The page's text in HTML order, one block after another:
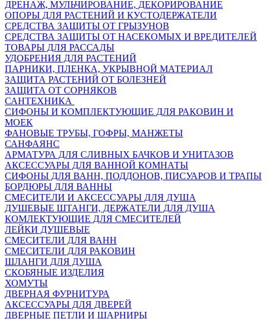
ДРЕНАЖ, МУЛЬЧИРОВАНИЕ, ДЕКОРИРОВАНИЕ
ОПОРЫ ДЛЯ РАСТЕНИЙ И КУСТОДЕРЖАТЕЛИ
СРЕДСТВА ЗАЩИТЫ ОТ ГРЫЗУНОВ
СРЕДСТВА ЗАЩИТЫ ОТ НАСЕКОМЫХ И ВРЕДИТЕЛЕЙ
ТОВАРЫ ДЛЯ РАССАДЫ
УДОБРЕНИЯ ДЛЯ РАСТЕНИЙ
ПАРНИКИ, ПЛЕНКА, УКРЫВНОЙ МАТЕРИАЛ
ЗАЩИТА РАСТЕНИЙ ОТ БОЛЕЗНЕЙ
ЗАЩИТА ОТ СОРНЯКОВ
САНТЕХНИКА
СИФОНЫ И КОМПЛЕКТУЮЩИЕ ДЛЯ РАКОВИН И
МОЕК
ФАНОВЫЕ ТРУБЫ, ГОФРЫ, МАНЖЕТЫ
САНФАЯНС
АРМАТУРА ДЛЯ СЛИВНЫХ БАЧКОВ И УНИТАЗОВ
АКСЕССУАРЫ ДЛЯ ВАННОЙ КОМНАТЫ
СИФОНЫ ДЛЯ ВАНН, ПОДДОНОВ, ПИСУАРОВ И ТРАПЫ
БОРДЮРЫ ДЛЯ ВАННЫ
СМЕСИТЕЛИ И АКСЕССУАРЫ ДЛЯ ДУША
ДУШЕВЫЕ ШТАНГИ, ДЕРЖАТЕЛИ ДЛЯ ДУША
КОМЛЕКТУЮЩИЕ ДЛЯ СМЕСИТЕЛЕЙ
ЛЕЙКИ ДУШЕВЫЕ
СМЕСИТЕЛИ ДЛЯ ВАНН
СМЕСИТЕЛИ ДЛЯ РАКОВИН
ШЛАНГИ ДЛЯ ДУША
СКОБЯНЫЕ ИЗДЕЛИЯ
ХОМУТЫ
ДВЕРНАЯ ФУРНИТУРА
АКСЕССУАРЫ ДЛЯ ДВЕРЕЙ
ДВЕРНЫЕ ПЕТЛИ И ШАРНИРЫ